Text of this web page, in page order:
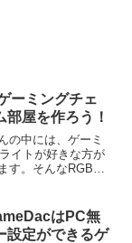
ーミングチェ
部屋を作ろう！
の中には、ゲーミ
イトが好きな方が
す。そんなRGBラ
に発売されまし
はPC無
設定ができるゲ